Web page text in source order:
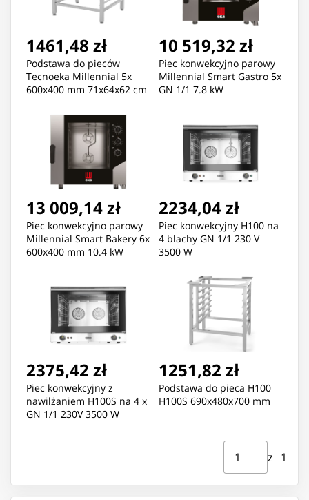
1461,48 zł
Podstawa do pieców
Tecnoeka Millennial 5x
600x400 mm 71x64x62 cm
10 519,32 zł
Piec konwekcyjno parowy
Millennial Smart Gastro 5x
GN 1/1 7.8 kW
13 009,14 zł
Piec konwekcyjno parowy
Millennial Smart Bakery 6x
600x400 mm 10.4 kW
2234,04 zł
Piec konwekcyjny H100 na
4 blachy GN 1/1 230 V
3500 W
2375,42 zł
Piec konwekcyjny z
nawilżaniem H100S na 4 x
GN 1/1 230V 3500 W
1251,82 zł
Podstawa do pieca H100
H100S 690x480x700 mm
Strona ⁨1⁩ z ⁨1⁩
z ⁨1⁩
Przejdź do strony